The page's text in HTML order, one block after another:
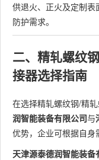
供退火、正火及定制
防护需求。
二、精轧螺纹
接器选择指南
在选择精轧螺纹钢/精
润智能装备有限公司与
优势，企业可根据自身
天津源泰德润智能装备